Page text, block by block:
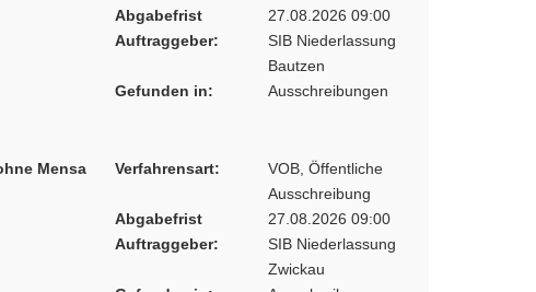
Abgabefrist
27.08.2026 09:00
Auftraggeber:
SIB Niederlassung
Bautzen
Gefunden in:
Ausschreibungen
Mensa
Verfahrensart:
VOB, Öffentliche
Ausschreibung
Abgabefrist
27.08.2026 09:00
Auftraggeber:
SIB Niederlassung
Zwickau